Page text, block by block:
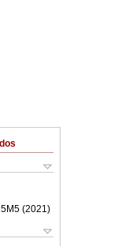
(2021 )